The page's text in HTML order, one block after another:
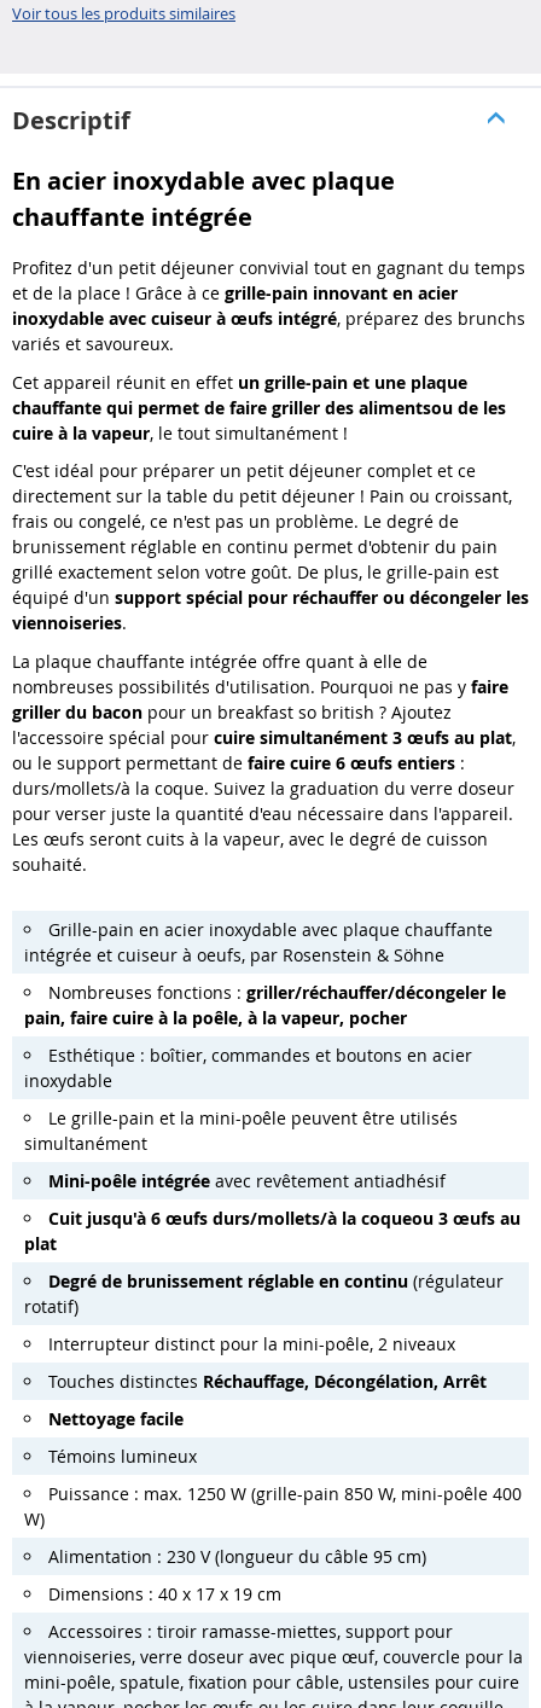
Voir tous les produits similaires
Descriptif
En acier inoxydable avec plaque
chauffante intégrée
Profitez d'un petit déjeuner convivial tout en gagnant du temps
et de la place ! Grâce à ce grille-pain innovant en acier
inoxydable avec cuiseur à œufs intégré, préparez des brunchs
variés et savoureux.
Cet appareil réunit en effet un grille-pain et une plaque
chauffante qui permet de faire griller des alimentsou de les
cuire à la vapeur, le tout simultanément !
C'est idéal pour préparer un petit déjeuner complet et ce
directement sur la table du petit déjeuner ! Pain ou croissant,
frais ou congelé, ce n'est pas un problème. Le degré de
brunissement réglable en continu permet d'obtenir du pain
grillé exactement selon votre goût. De plus, le grille-pain est
équipé d'un support spécial pour réchauffer ou décongeler les
viennoiseries.
La plaque chauffante intégrée offre quant à elle de
nombreuses possibilités d'utilisation. Pourquoi ne pas y faire
griller du bacon pour un breakfast so british ? Ajoutez
l'accessoire spécial pour cuire simultanément 3 œufs au plat,
ou le support permettant de faire cuire 6 œufs entiers :
durs/mollets/à la coque. Suivez la graduation du verre doseur
pour verser juste la quantité d'eau nécessaire dans l'appareil.
Les œufs seront cuits à la vapeur, avec le degré de cuisson
souhaité.
Grille-pain en acier inoxydable avec plaque chauffante
intégrée et cuiseur à oeufs, par Rosenstein & Söhne
Nombreuses fonctions : griller/réchauffer/décongeler le
pain, faire cuire à la poêle, à la vapeur, pocher
Esthétique : boîtier, commandes et boutons en acier
inoxydable
Le grille-pain et la mini-poêle peuvent être utilisés
simultanément
Mini-poêle intégrée avec revêtement antiadhésif
Cuit jusqu'à 6 œufs durs/mollets/à la coqueou 3 œufs au
plat
Degré de brunissement réglable en continu (régulateur
rotatif)
Interrupteur distinct pour la mini-poêle, 2 niveaux
Touches distinctes Réchauffage, Décongélation, Arrêt
Nettoyage facile
Témoins lumineux
Puissance : max. 1250 W (grille-pain 850 W, mini-poêle 400
W)
Alimentation : 230 V (longueur du câble 95 cm)
Dimensions : 40 x 17 x 19 cm
Accessoires : tiroir ramasse-miettes, support pour
viennoiseries, verre doseur avec pique œuf, couvercle pour la
mini-poêle, spatule, fixation pour câble, ustensiles pour cuire